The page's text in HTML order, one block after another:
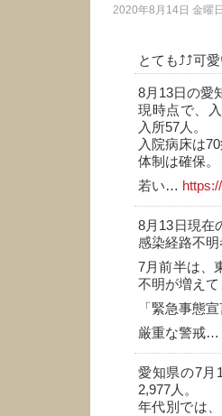
2020年8月14日 金曜日
とても⤴️⤴️可
8月13日の愛
現時点で、
入所57人。
入院病床は
体制は確保。
若い…
8月13日現在
感染経路不
7月前半は、
不明が増えて
「緊急事態
厳重な警戒…
愛知県の7月
2,977人。
年代別では